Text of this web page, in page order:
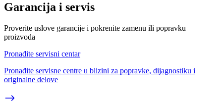
Garancija i servis
Proverite uslove garancije i pokrenite zamenu ili popravku
proizvoda
Pronađite servisni centar
Pronađite servisne centre u blizini za popravke, dijagnostiku i
originalne delove